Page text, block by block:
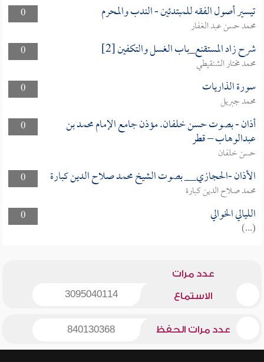
0
تيسير أصول الفقه للمبتدئين - الندب والمحرم
محمد حسن عبد الغفار
0
شرح زاد المستقنع_باب الغسل والتكفين [2]
محمد مختار الشنقيطي
0
سورة الذاريات
محمد جبريل
0
أذان - بصوت حسن خلفان. مؤذن جامع الإمام محمد بن
عبدالوهاب – قطر
حسن خلفان
0
الأذان -الحجازي__ بصوت الشيخ محمد صلاح الدين كبارة
محمد صلاح الدين كبارة
0
الليالي الخوالي
(...)
عدد مرات
الاستماع 3095040114
عدد مرات الحفظ 840130368